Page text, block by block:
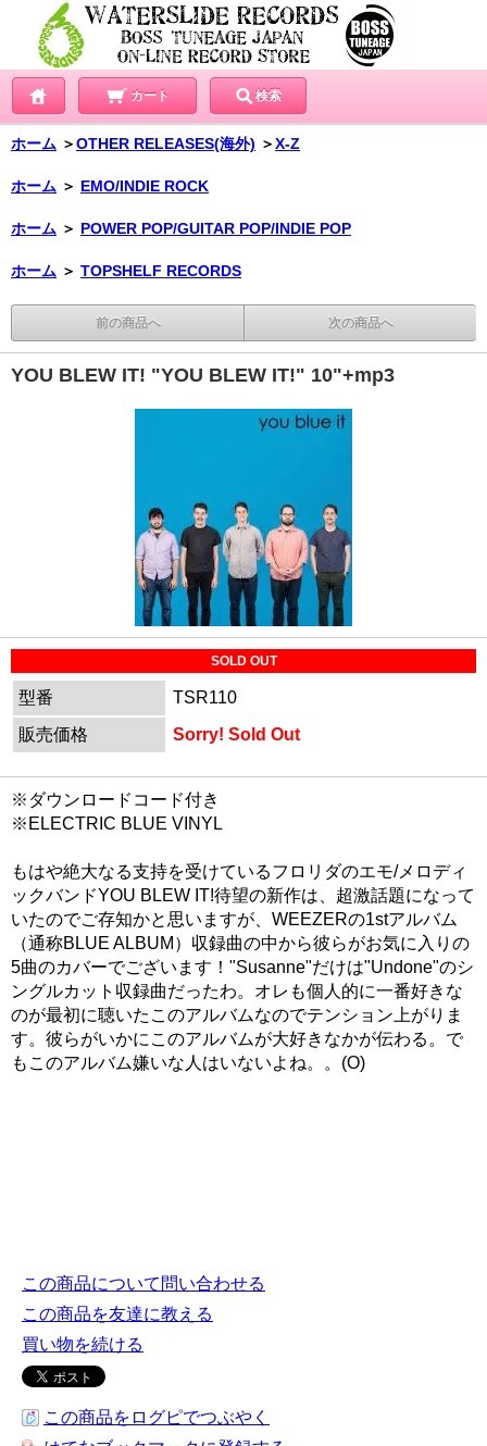
カート 検索
ホーム ＞OTHER RELEASES(海外) ＞X-Z
ホーム ＞ EMO/INDIE ROCK
ホーム ＞ POWER POP/GUITAR POP/INDIE POP
ホーム ＞ TOPSHELF RECORDS
前の商品へ 次の商品へ
YOU BLEW IT! "YOU BLEW IT!" 10"+mp3
SOLD OUT
型番
TSR110
販売価格
Sorry! Sold Out
※ダウンロードコード付き
※ELECTRIC BLUE VINYL
もはや絶大なる支持を受けているフロリダのエモ/メロディ
ックバンドYOU BLEW IT!待望の新作は、超激話題になって
いたのでご存知かと思いますが、WEEZERの1stアルバム
（通称BLUE ALBUM）収録曲の中から彼らがお気に入りの
5曲のカバーでございます！"Susanne"だけは"Undone"のシ
ングルカット収録曲だったわ。オレも個人的に一番好きな
のが最初に聴いたこのアルバムなのでテンション上がりま
す。彼らがいかにこのアルバムが大好きなかが伝わる。で
もこのアルバム嫌いな人はいないよね。。(O)
この商品について問い合わせる
この商品を友達に教える
買い物を続ける
この商品をログピでつぶやく